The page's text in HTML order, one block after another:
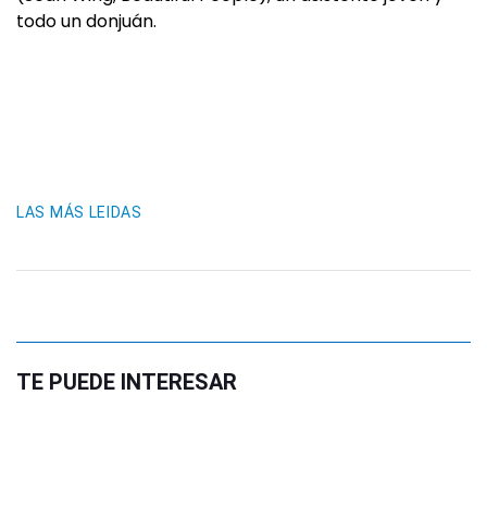
todo un donjuán.
LAS MÁS LEIDAS
TE PUEDE INTERESAR